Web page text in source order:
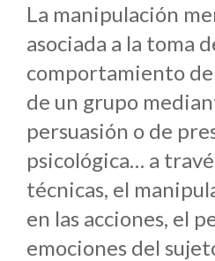
La manipulación
asociada a la toma
comportamiento
de un grupo
persuasión o de
psicológica… a
técnicas, el
en las acciones, el
emociones del